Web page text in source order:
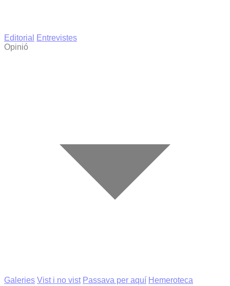
Editorial
Entrevistes
Opinió
Galeries Vist i no vist Passava per aquí Hemeroteca